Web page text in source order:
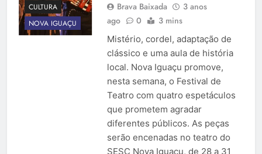
CULTURA
NOVA IGUAÇU
Brava Baixada
3 anos
ago
0 3 mins
Mistério, cordel, adaptação de
clássico e uma aula de história
local. Nova Iguaçu promove,
nesta semana, o Festival de
Teatro com quatro espetáculos
que prometem agradar
diferentes públicos. As peças
serão encenadas no teatro do
SESC Nova Iguaçu, de 28 a 31